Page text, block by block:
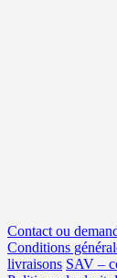
Contact ou
Conditions
livraisons SAV –